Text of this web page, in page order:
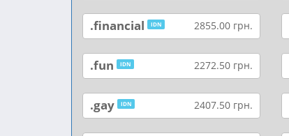
.financial IDN 2855.00 грн.
.fun IDN 2272.50 грн.
.gay IDN 2407.50 грн.